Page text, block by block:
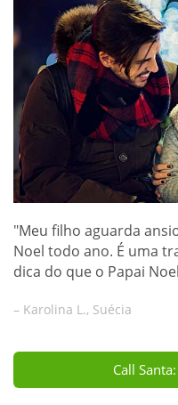
"Meu filho aguarda
Noel todo ano. É uma
dica do que o Papai
– Karolina L., Suécia
Call